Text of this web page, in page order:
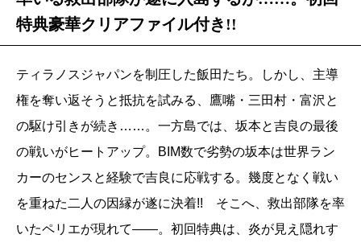
特典豪華クリアファイル付き!!
ティラノスジャパンを制圧した飯田たち。しかし、主導
権を奪い返そうと抵抗を試みる、鷹嘴・三田村・富沢と
の駆け引きが続き……。一方島では、坂本と吉良の最後
の戦いがヒートアップ。BIM数で劣勢の坂本は世界ラン
カーのセンスと経験で吉良に応戦する。幾度となく戦い
を重ねた二人の因縁が遂に決着!! そこへ、救出部隊を率
いたペリエが現れて――。初回特典は、炎が見え隠れす